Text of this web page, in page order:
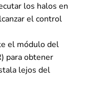
los halos en
el control
el módulo del
para obtener
lejos del